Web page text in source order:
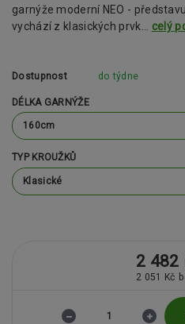
garnýže moderní NEO -
vychází z klasických prvk... celý
Dostupnost do týdne
DÉLKA GARNÝŽE
TYP KROUŽKŮ
2 482
2 051 Kč